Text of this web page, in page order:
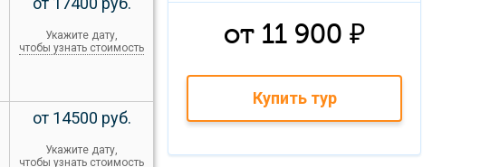
Укажите дату,
чтобы узнать стоимость
от 14500 руб.
Укажите дату,
чтобы узнать стоимость
от 11 900 ₽
Купить тур